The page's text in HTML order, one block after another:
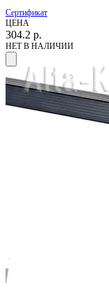
Сертификат
ЦЕНА
304.2 р.
НЕТ В НАЛИЧИИ